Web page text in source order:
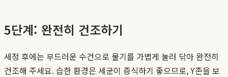
5단계: 완전히 건조하기
세정 후에는 부드러운 수건으로 물기를 가볍게 눌러 닦아 완전히
건조해 주세요. 습한 환경은 세균이 증식하기 좋으므로, Y존을 보